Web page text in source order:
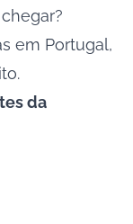
em Portugal,
da